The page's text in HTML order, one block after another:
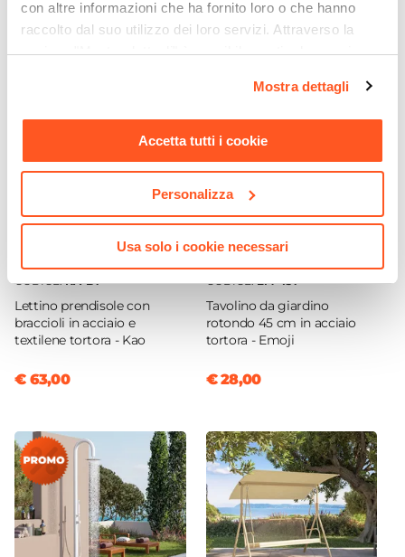
con altre informazioni che ha fornito loro o che hanno
raccolto dal suo utilizzo dei loro servizi. Attraverso la
sezione "Mostra dettagli" è possibile gestire le proprie
momento. Per maggiori informazioni si invita a leggere la
nostraCookie Policy.
Mostra dettagli
Accetta tutti i cookie
Personalizza
Usa solo i cookie necessari
€ 931,99 € 19,00
CODICE:KA-BT
Lettino prendisole con
braccioli in acciaio e
textilene tortora - Kao
€ 63,00
CODICE:EM-45T
Tavolino da giardino
rotondo 45 cm in acciaio
tortora - Emoji
€ 28,00